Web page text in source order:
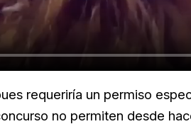
requeriría un permiso
no permiten desde